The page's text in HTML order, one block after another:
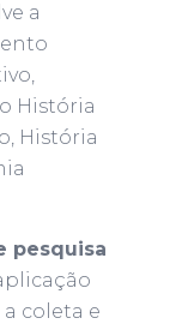
a
História
História
pesquisa
coleta e